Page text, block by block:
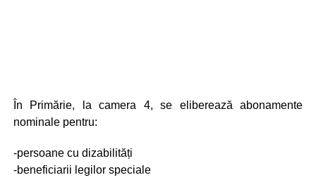
În Primărie, la camera 4, se eliberează abonamente
nominale pentru:
-persoane cu dizabilități
-beneficiarii legilor speciale